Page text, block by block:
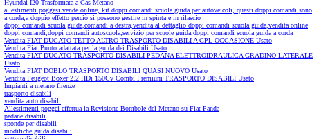
Hyundai I20 Trasformata a Gas Metano
allestimenti poggesi vende online, kit doppi comandi scuola guida per autoveicoli, questi doppi comandi sono
a corda,a doppio effetto perciò si possono gestire in spinta e in rilascio
doppi comandi scuola guida,comandi a destra,vendita al dettaglio doppi comandi scuola guida,vendita online
doppi comandi,doppi comandi autoscuola,servizio per scuole guida,doppi comandi scuola guida a corda
Vendita FIAT DUCATO TETTO ALTRO TRASPORTO DISABILI A GPL OCCASIONE Usato
Vendita Fiat Punto adattata per la guida dei Disabili Usato
Vendita FIAT DUCATO TRASPORTO DISABILI PEDANA ELETTROIDRAULICA GRADINO LATERALE
Usato
Vendita FIAT DOBLO TRASPORTO DISABILI QUASI NUOVO Usato
Vendita Peugeot Boxer 2.2 HDi 150Cv Combi Premium TRASPORTO DISABILI Usato
Impianti a metano firenze
trasporto disabili
vendita auto disabili
Allestimenti poggei effettua la Revisione Bombole del Metano su Fiat Panda
pedane disabili
sponde per disabili
modifiche guida disabili